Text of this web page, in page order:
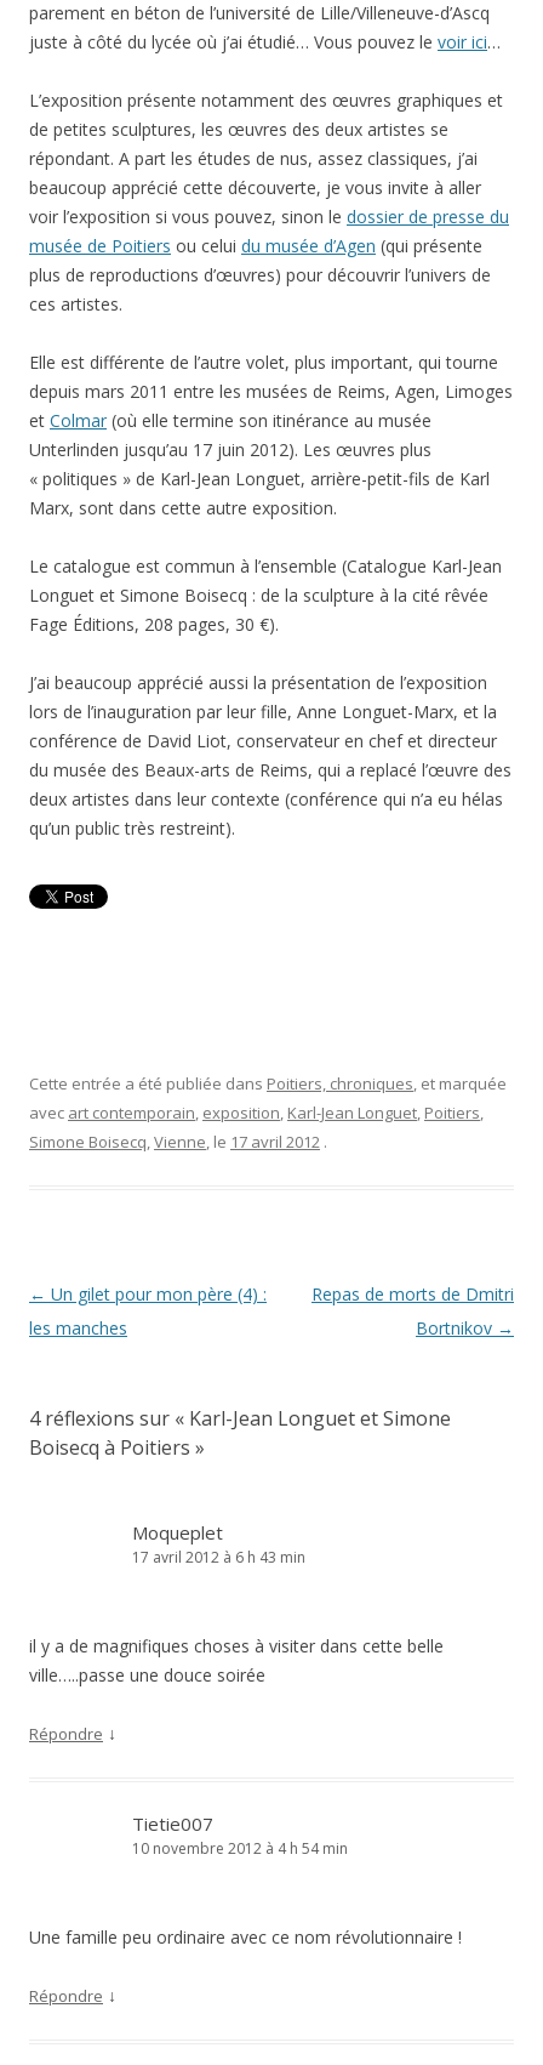
parement en béton de l’université de Lille/Villeneuve-d’Ascq
juste à côté du lycée où j’ai étudié… Vous pouvez le voir ici…
L’exposition présente notamment des œuvres graphiques et
de petites sculptures, les œuvres des deux artistes se
répondant. A part les études de nus, assez classiques, j’ai
beaucoup apprécié cette découverte, je vous invite à aller
voir l’exposition si vous pouvez, sinon le dossier de presse du
musée de Poitiers ou celui du musée d’Agen (qui présente
plus de reproductions d’œuvres) pour découvrir l’univers de
ces artistes.
Elle est différente de l’autre volet, plus important, qui tourne
depuis mars 2011 entre les musées de Reims, Agen, Limoges
et Colmar (où elle termine son itinérance au musée
Unterlinden jusqu’au 17 juin 2012). Les œuvres plus
« politiques » de Karl-Jean Longuet, arrière-petit-fils de Karl
Marx, sont dans cette autre exposition.
Le catalogue est commun à l’ensemble (Catalogue Karl-Jean
Longuet et Simone Boisecq : de la sculpture à la cité rêvée
Fage Éditions, 208 pages, 30 €).
J’ai beaucoup apprécié aussi la présentation de l’exposition
lors de l’inauguration par leur fille, Anne Longuet-Marx, et la
conférence de David Liot, conservateur en chef et directeur
du musée des Beaux-arts de Reims, qui a replacé l’œuvre des
deux artistes dans leur contexte (conférence qui n’a eu hélas
qu’un public très restreint).
Cette entrée a été publiée dans Poitiers, chroniques, et marquée
avec art contemporain, exposition, Karl-Jean Longuet, Poitiers,
Simone Boisecq,Vienne, le 17 avril 2012 .
Navigation
des
← Un gilet pour mon père (4) :
les manches
Repas de morts de Dmitri
Bortnikov →
4 réflexions sur « Karl-Jean Longuet et Simone
Boisecq à Poitiers »
Moqueplet
17 avril 2012 à 6 h 43 min
il y a de magnifiques choses à visiter dans cette belle
ville…..passe une douce soirée
Répondre ↓
Tietie007
10 novembre 2012 à 4 h 54 min
Une famille peu ordinaire avec ce nom révolutionnaire !
Répondre ↓